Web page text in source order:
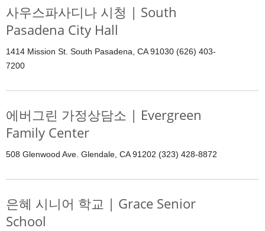
사우스파사디나 시청 | South
Pasadena City Hall
1414 Mission St. South Pasadena, CA 91030 (626) 403-
7200
에버그린 가정상담소 | Evergreen
Family Center
508 Glenwood Ave. Glendale, CA 91202 (323) 428-8872
은혜 시니어 학교 | Grace Senior
School